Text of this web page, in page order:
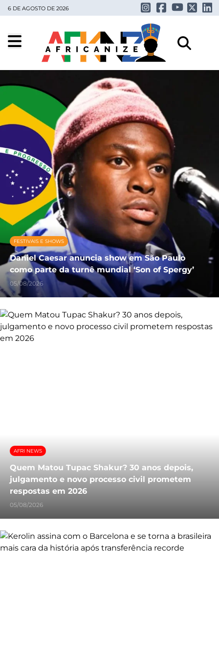
6 DE AGOSTO DE 2026
FESTIVAIS E SHOWS
Daniel Caesar anuncia show em São Paulo
como parte da turnê mundial ‘Son of Spergy’
05/08/2026
AFRI NEWS
Quem Matou Tupac Shakur? 30 anos depois,
julgamento e novo processo civil prometem
respostas em 2026
05/08/2026